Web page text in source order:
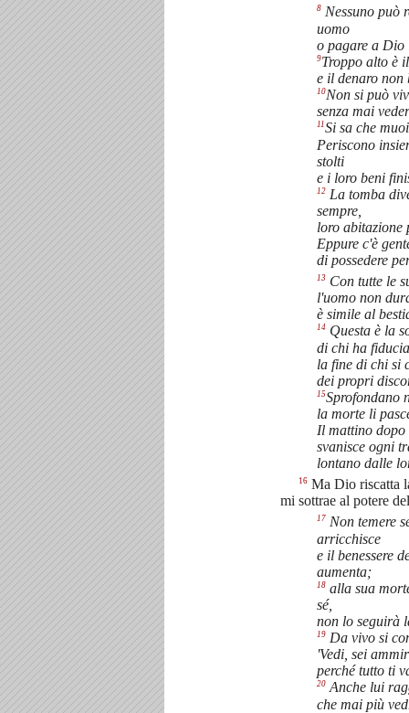
8 Nessuno può
uomo
o pagare a
9Troppo alto è
e il denaro non
10Non si può
senza mai
11Si sa che
Periscono
stolti
e i loro beni
12 La tomba
sempre,
loro abitazione
Eppure c'è
di possedere
13 Con tutte le
l'uomo non
è simile al
14 Questa è la
di chi ha
la fine di chi si
dei propri
15Sprofondano
la morte li
Il mattino
svanisce ogni
lontano dalle
16 Ma Dio riscatta
mi sottrae al potere
17 Non temere
arricchisce
e il benessere
aumenta;
18 alla sua
sé,
non lo seguirà
19 Da vivo si
'Vedi, sei
perché tutto ti
20 Anche lui
che mai più